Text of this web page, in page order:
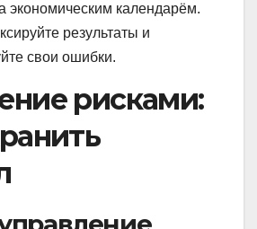
экономическим календарём.
результаты и
свои ошибки.
рисками: